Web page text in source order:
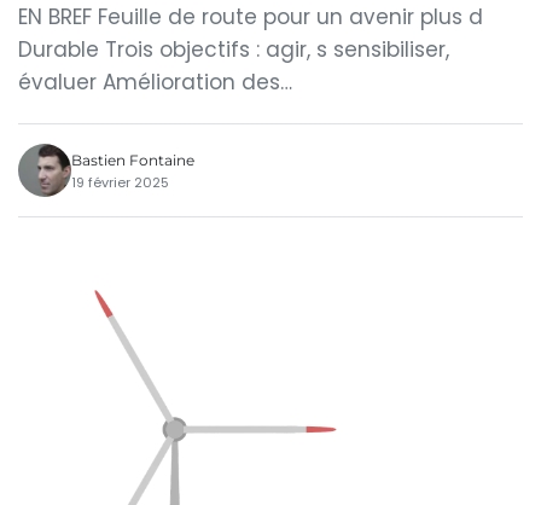
EN BREF Feuille de route pour un avenir plus d
Durable Trois objectifs : agir, s sensibiliser,
évaluer Amélioration des…
Bastien Fontaine
19 février 2025